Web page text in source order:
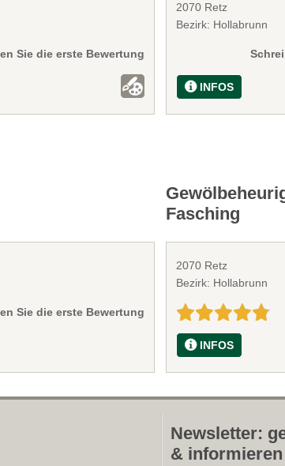
Sie die erste Bewertung
2070 Retz
Bezirk: Hollabrunn
INFOS
Sie die erste Bewertung
Fasching
2070 Retz
Bezirk: Hollabrunn
INFOS
Newsletter:
& informieren